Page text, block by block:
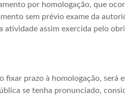
por homologação, que
sem prévio exame da
atividade assim exercida pelo
fixar prazo à homologação,
se tenha pronunciado,